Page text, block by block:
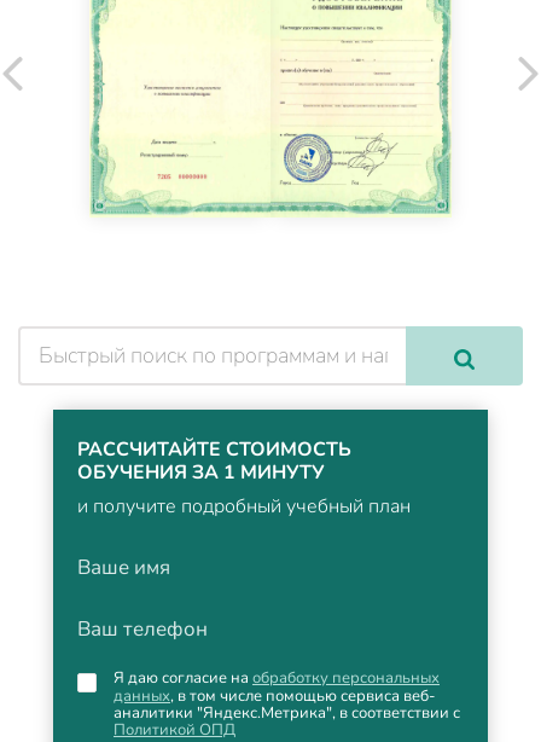
РАССЧИТАЙТЕ СТОИМОСТЬ
ОБУЧЕНИЯ ЗА 1 МИНУТУ
и получите подробный учебный план
Ваше имя
Ваш телефон
Я даю согласие на обработку персональных
данных, в том числе помощью сервиса веб-
аналитики "Яндекс.Метрика", в соответствии с
Политикой ОПД